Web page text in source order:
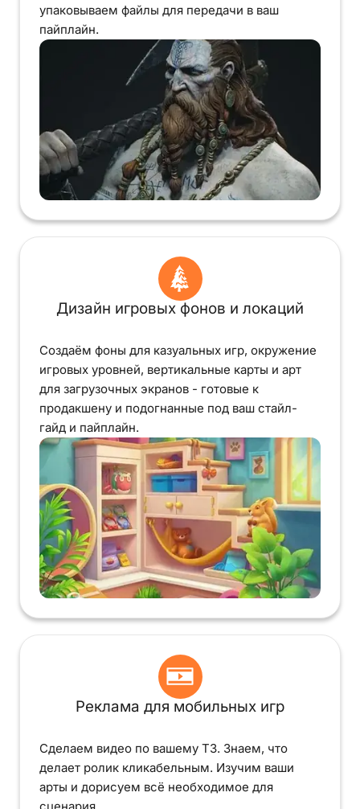
упаковываем файлы для передачи в ваш
пайплайн.
Дизайн игровых фонов и локаций
Создаём фоны для казуальных игр, окружение
игровых уровней, вертикальные карты и арт
для загрузочных экранов - готовые к
продакшену и подогнанные под ваш стайл-
гайд и пайплайн.
Реклама для мобильных игр
Сделаем видео по вашему ТЗ. Знаем, что
делает ролик кликабельным. Изучим ваши
арты и дорисуем всё необходимое для
сценария.